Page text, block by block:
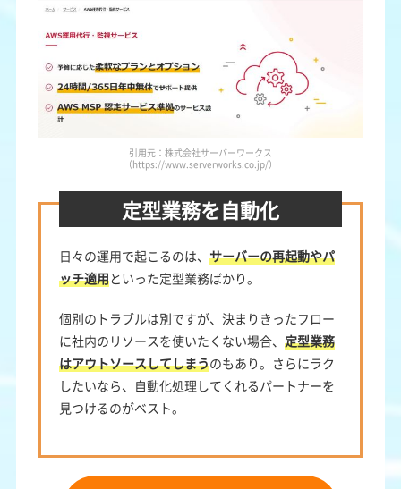
引用元：株式会社サーバーワークス
（https://www.serverworks.co.jp/）
定型業務を自動化
日々の運用で起こるのは、 サーバーの再起動やパ
ッチ適用といった定型業務ばかり。
個別のトラブルは別ですが、決まりきったフロー
に社内のリソースを使いたくない場合、 定型業務
はアウトソースしてしまうのもあり。さらにラク
したいなら、自動化処理してくれるパートナーを
見つけるのがベスト。